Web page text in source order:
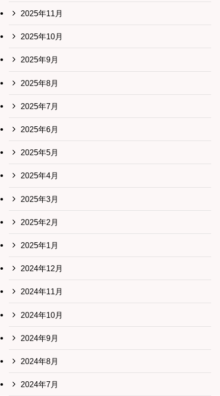
2025年11月
2025年10月
2025年9月
2025年8月
2025年7月
2025年6月
2025年5月
2025年4月
2025年3月
2025年2月
2025年1月
2024年12月
2024年11月
2024年10月
2024年9月
2024年8月
2024年7月